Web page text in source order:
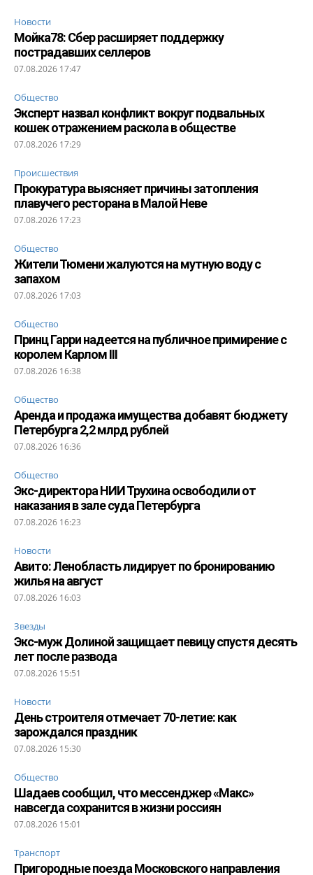
Новости
Мойка78: Сбер расширяет поддержку
пострадавших селлеров
07.08.2026 17:47
Общество
Эксперт назвал конфликт вокруг подвальных
кошек отражением раскола в обществе
07.08.2026 17:29
Происшествия
Прокуратура выясняет причины затопления
плавучего ресторана в Малой Неве
07.08.2026 17:23
Общество
Жители Тюмени жалуются на мутную воду с
запахом
07.08.2026 17:03
Общество
Принц Гарри надеется на публичное примирение с
королем Карлом III
07.08.2026 16:38
Общество
Аренда и продажа имущества добавят бюджету
Петербурга 2,2 млрд рублей
07.08.2026 16:36
Общество
Экс-директора НИИ Трухина освободили от
наказания в зале суда Петербурга
07.08.2026 16:23
Новости
Авито: Ленобласть лидирует по бронированию
жилья на август
07.08.2026 16:03
Звезды
Экс-муж Долиной защищает певицу спустя десять
лет после развода
07.08.2026 15:51
Новости
День строителя отмечает 70-летие: как
зарождался праздник
07.08.2026 15:30
Общество
Шадаев сообщил, что мессенджер «Макс»
навсегда сохранится в жизни россиян
07.08.2026 15:01
Транспорт
Пригородные поезда Московского направления